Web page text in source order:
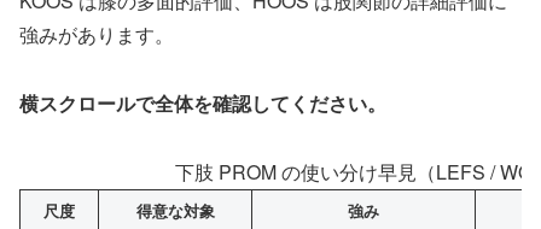
強みがあります。
横スクロールで全体を確認してください。
下肢 PROM の使い分け早見（LEFS /
尺度 得意な対象 強み